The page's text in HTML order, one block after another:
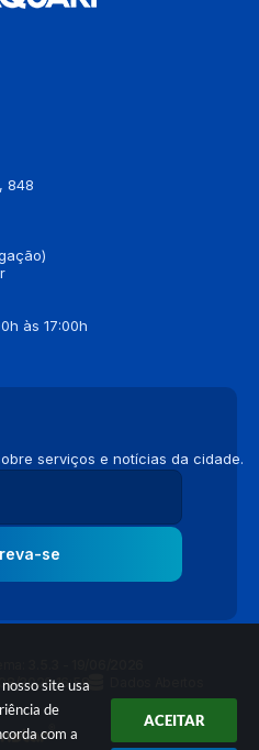
site usa
de
com a
ACEITAR
848
às 17:00h
serviços e notícias da cidade.
se
2026 16:58